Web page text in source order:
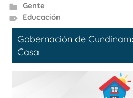
Gente
Educación
Gobernación de
Casa